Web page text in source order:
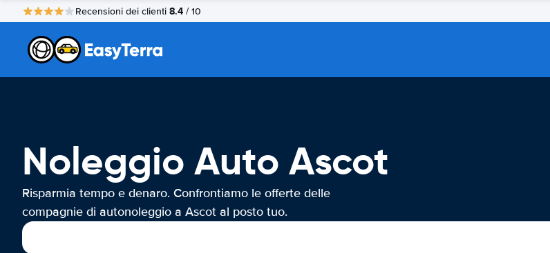
Recensioni dei clienti 8.4 / 10
Noleggio Auto Ascot
Risparmia tempo e denaro. Confrontiamo le offerte delle
compagnie di autonoleggio a Ascot al posto tuo.